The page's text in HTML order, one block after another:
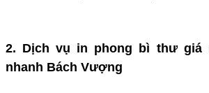
2. Dịch vụ in phong bì thư giá
nhanh Bách Vượng